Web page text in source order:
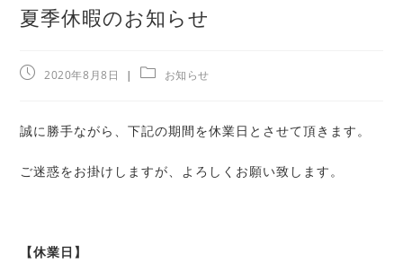
夏季休暇のお知らせ
2020年8月8日 お知らせ
誠に勝手ながら、下記の期間を休業日とさせて頂きます。
ご迷惑をお掛けしますが、よろしくお願い致します。
【休業日】